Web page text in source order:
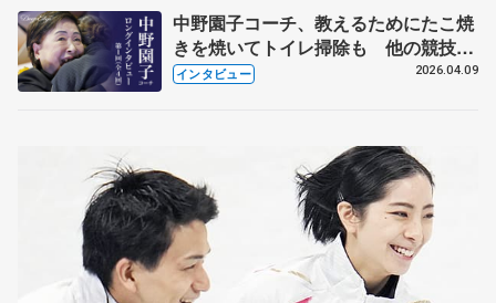
中野園子コーチ、教えるためにたこ焼
きを焼いてトイレ掃除も 他の競技に
も通用するという坂本花織の筋肉
インタビュー 2026.04.09